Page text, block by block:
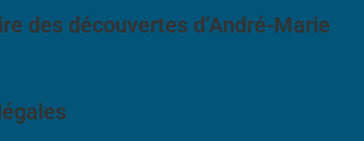
des découvertes d’André-Marie